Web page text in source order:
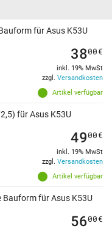
für Asus K53U
Artikel verfügbar
3800€
inkl. 19% MwSt
zzgl. Versandkosten
für Asus K53U
Artikel verfügbar
4900€
inkl. 19% MwSt
zzgl. Versandkosten
Bauform für Asus K53U
5600€